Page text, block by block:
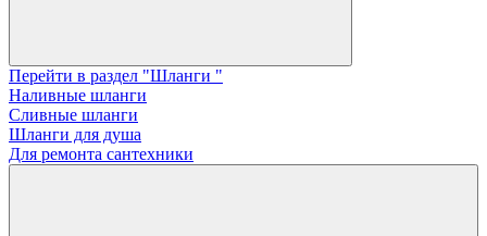
Перейти в раздел "Шланги "
Наливные шланги
Сливные шланги
Шланги для душа
Для ремонта сантехники